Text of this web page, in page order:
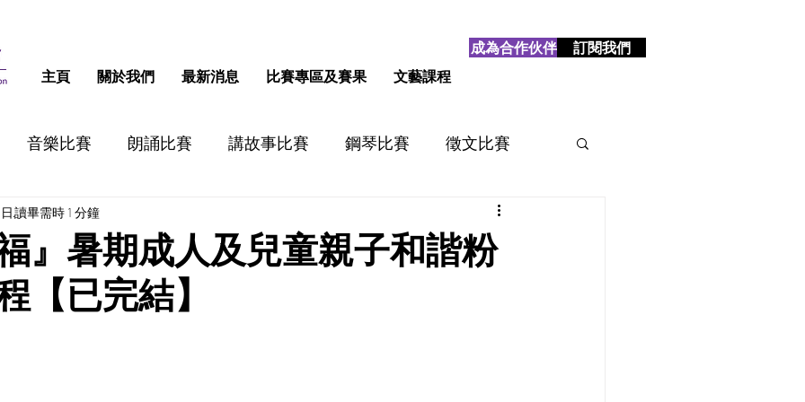
主頁 關於我們 最新消息 比賽專區及賽果 文藝課程
成為合作伙伴 訂閱我們
音樂比賽 朗誦比賽 講故事比賽 鋼琴比賽 徵文比賽
跳舞比賽
』暑期成人及兒童親子和諧粉
【已完結】
讀畢需時 1 分鐘